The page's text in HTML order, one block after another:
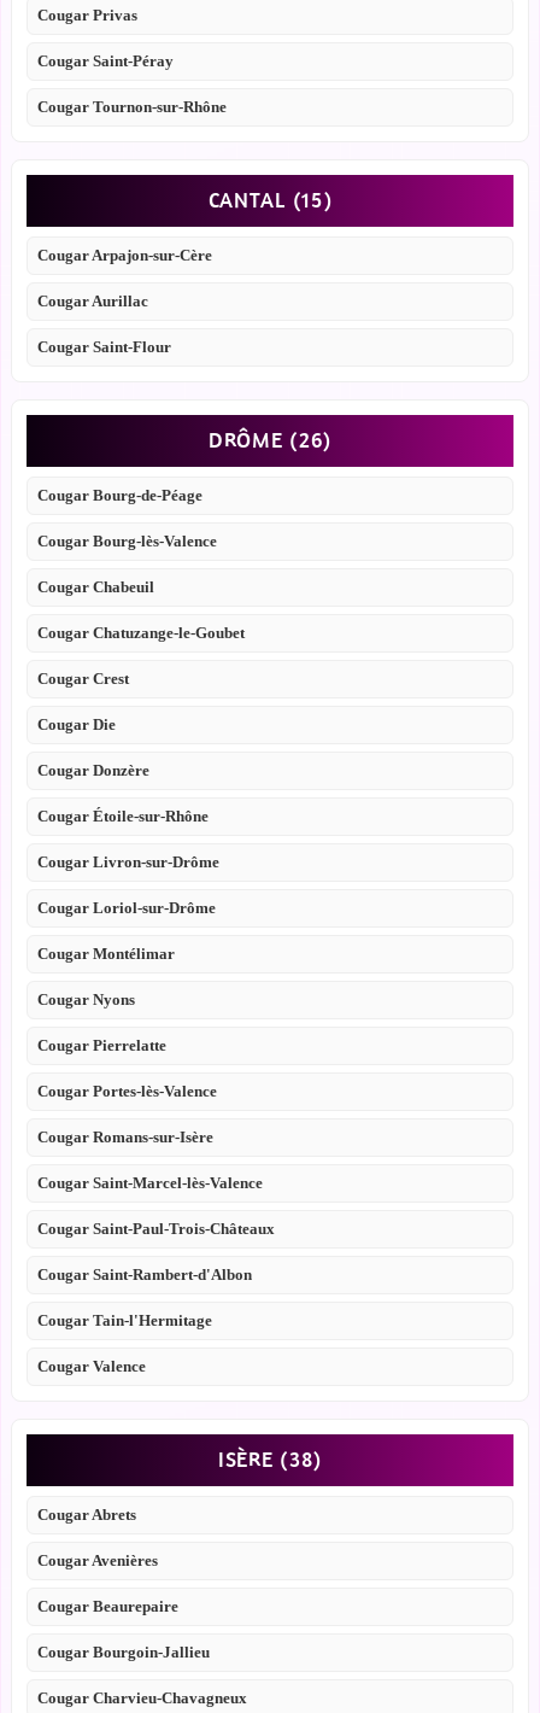
Cougar Privas
Cougar Saint-Péray
Cougar Tournon-sur-Rhône
CANTAL (15)
Cougar Arpajon-sur-Cère
Cougar Aurillac
Cougar Saint-Flour
DRÔME (26)
Cougar Bourg-de-Péage
Cougar Bourg-lès-Valence
Cougar Chabeuil
Cougar Chatuzange-le-Goubet
Cougar Crest
Cougar Die
Cougar Donzère
Cougar Étoile-sur-Rhône
Cougar Livron-sur-Drôme
Cougar Loriol-sur-Drôme
Cougar Montélimar
Cougar Nyons
Cougar Pierrelatte
Cougar Portes-lès-Valence
Cougar Romans-sur-Isère
Cougar Saint-Marcel-lès-Valence
Cougar Saint-Paul-Trois-Châteaux
Cougar Saint-Rambert-d'Albon
Cougar Tain-l'Hermitage
Cougar Valence
ISÈRE (38)
Cougar Abrets
Cougar Avenières
Cougar Beaurepaire
Cougar Bourgoin-Jallieu
Cougar Charvieu-Chavagneux